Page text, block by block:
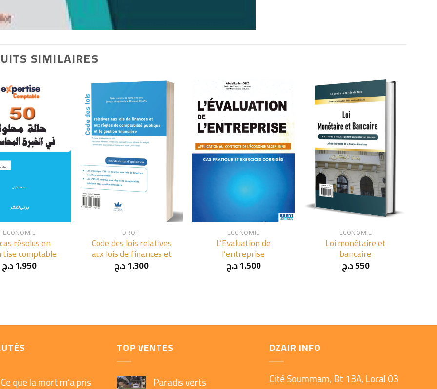
SIMILAIRES
ECONOMIE
résolus en
comptable
1.950د.ج
+
DROIT
Code des lois relatives
aux lois de finances et
1.300د.ج
ECONOMIE
L’Evaluation de
l’entreprise
1.500د.ج
+
ECONOMIE
Loi monétaire et
bancaire
550د.ج
Ce que la mort m’a pris
TOP VENTES
Paradis verts
DZAIR INFO
Cité Soummam, Bt 13A, Local 03